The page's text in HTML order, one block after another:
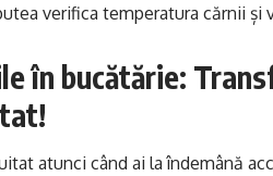
verifica temperatura cărnii și
în bucătărie:
atunci când ai la îndemână